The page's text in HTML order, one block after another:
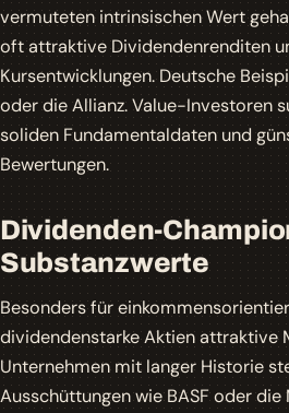
vermuteten intrinsischen Wert
oft attraktive Dividendenrenditen
Kursentwicklungen. Deutsche
oder die Allianz. Value-Investoren
soliden Fundamentaldaten und
Bewertungen.
Dividenden-
Substanzwerte
Besonders für
dividendenstarke Aktien attraktive
Unternehmen mit langer Historie
Ausschüttungen wie BASF oder die